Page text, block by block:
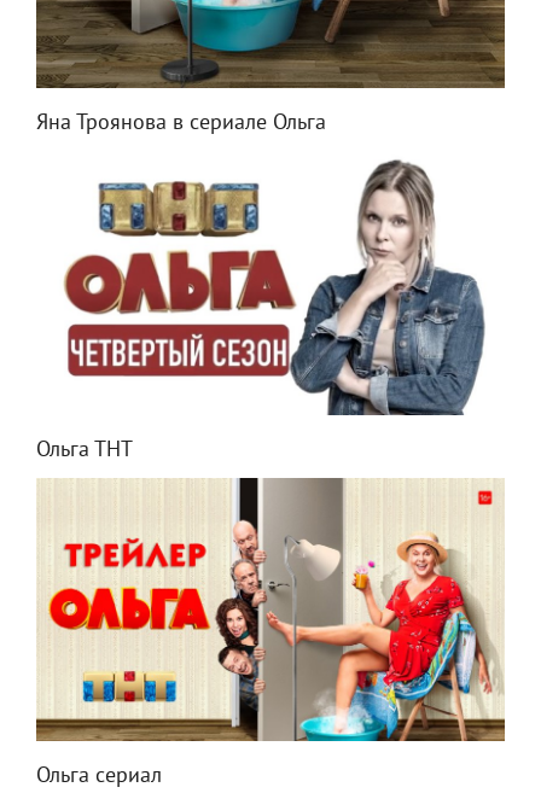
Яна Троянова в сериале Ольга
Ольга ТНТ
Ольга сериал